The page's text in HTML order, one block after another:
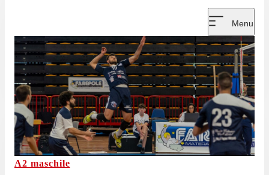
Menu
A2 maschile